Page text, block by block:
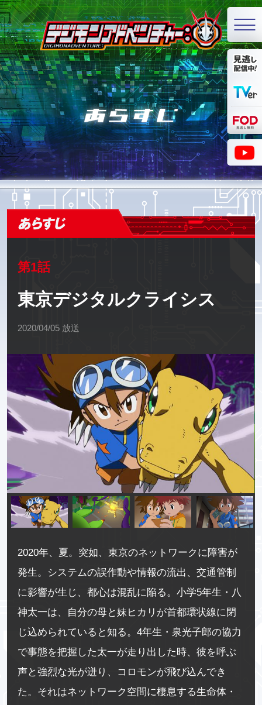
第1話
東京デジタルクライシス
2020/04/05 放送
2020年、夏。突如、東京のネットワークに障害が
発生。システムの誤作動や情報の流出、交通管制
に影響が生じ、都心は混乱に陥る。小学5年生・八
神太一は、自分の母と妹ヒカリが首都環状線に閉
じ込められていると知る。4年生・泉光子郎の協力
で事態を把握した太一が走り出した時、彼を呼ぶ
声と強烈な光が迸り、コロモンが飛び込んでき
た。それはネットワーク空間に棲息する生命体・